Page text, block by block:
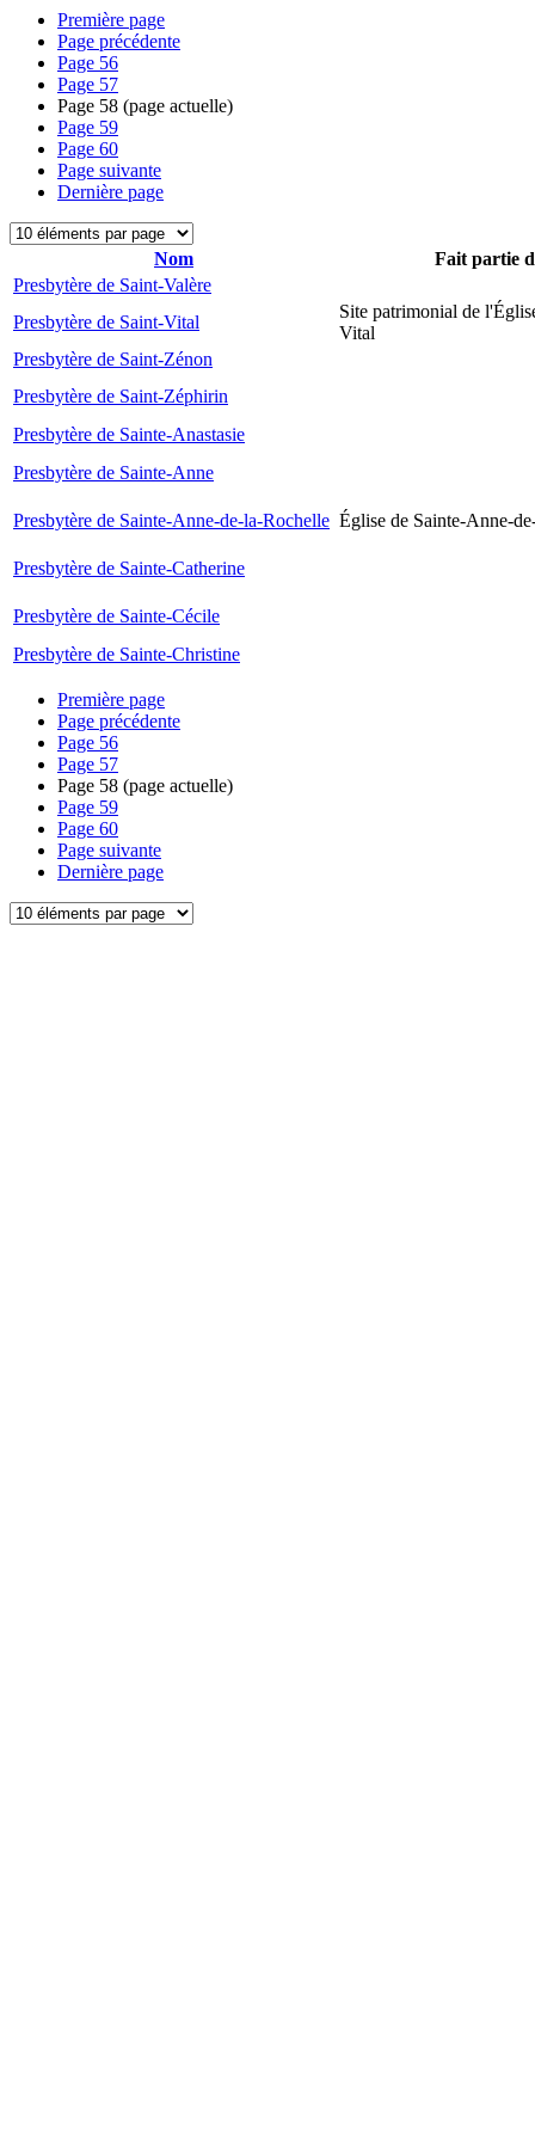
Première page
Page précédente
Page 56
Page 57
Page 58 (page actuelle)
Page 59
Page 60
Page suivante
Dernière page
Nom
Fait partie
Presbytère de Saint-Valère
Presbytère de Saint-Vital
Site patrimonial de
Vital
Presbytère de Saint-Zénon
Presbytère de Saint-Zéphirin
Presbytère de Sainte-Anastasie
Presbytère de Sainte-Anne
Presbytère de Sainte-Anne-de-la-Rochelle Église de Sainte-Anne-
Presbytère de Sainte-Catherine
Presbytère de Sainte-Cécile
Presbytère de Sainte-Christine
Première page
Page précédente
Page 56
Page 57
Page 58 (page actuelle)
Page 59
Page 60
Page suivante
Dernière page